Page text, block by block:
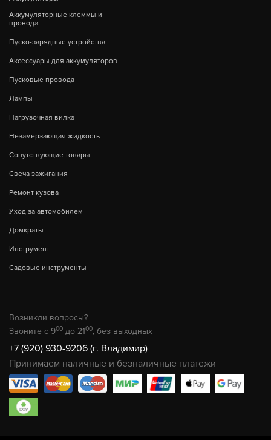
Аккумуляторные клеммы и
провода
Пуско-зарядные устройства
Аксессуары для аккумуляторов
Пусковые провода
Лампы
Нагрузочная вилка
Незамерзающая жидкость
Сопутствующие товары
Свеча зажигания
Ремонт кузова
Уход за автомобилем
Домкраты
Инструмент
Садовые инструменты
Возникли вопросы?
Звоните с 900 до 2100, без выходных
+7 (920) 930-9206 (г. Владимир)
Принимаем наличные и безналичные платежи